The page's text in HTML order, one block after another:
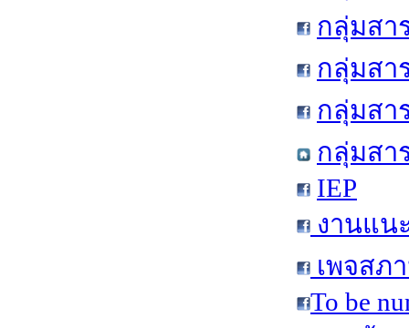
กลุ่มสา
กลุ่มสา
กลุ่มสา
กลุ่มสา
IEP
งานแน
เพจสภ
To be